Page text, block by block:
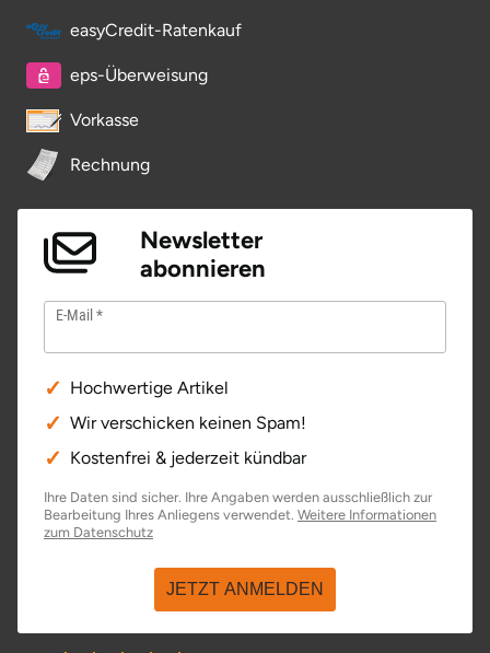
easyCredit-Ratenkauf
eps-Überweisung
Vorkasse
Rechnung
Newsletter
abonnieren
E-Mail
Hochwertige Artikel
Wir verschicken keinen Spam!
Kostenfrei & jederzeit kündbar
Ihre Daten sind sicher. Ihre Angaben werden ausschließlich zur
Bearbeitung Ihres Anliegens verwendet. Weitere Informationen
zum Datenschutzöffnet in neuem Fenster
JETZT ANMELDEN